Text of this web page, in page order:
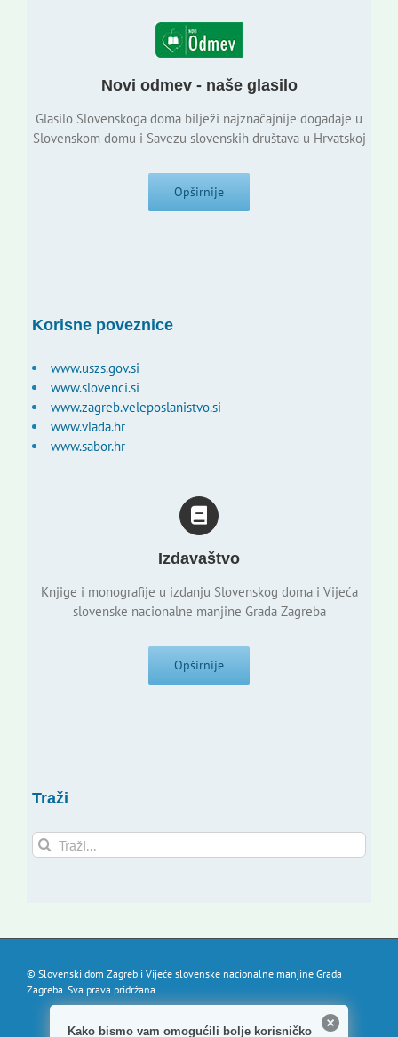
Novi odmev - naše glasilo
Glasilo Slovenskoga doma bilježi najznačajnije događaje u
Slovenskom domu i Savezu slovenskih društava u Hrvatskoj
Opširnije
Korisne poveznice
www.uszs.gov.si
www.slovenci.si
www.zagreb.veleposlanistvo.si
www.vlada.hr
www.sabor.hr
Izdavaštvo
Knjige i monografije u izdanju Slovenskog doma i Vijeća
slovenske nacionalne manjine Grada Zagreba
Opširnije
Traži
Traži...
© Slovenski dom Zagreb i Vijeće slovenske nacionalne manjine Grada
Zagreba. Sva prava pridržana.
Kako bismo vam omogućili bolje korisničko